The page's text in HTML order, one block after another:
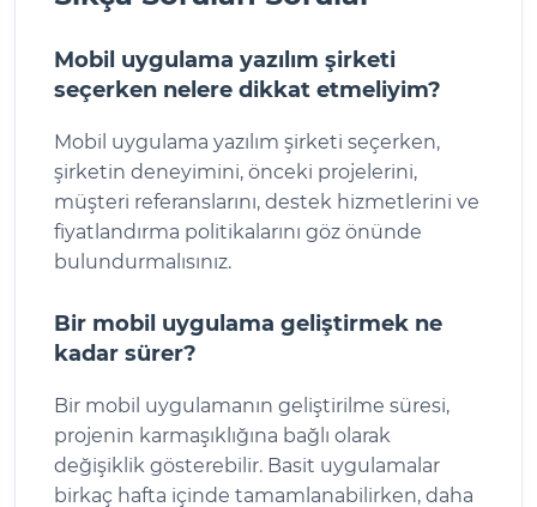
Mobil uygulama yazılım şirketi
seçerken nelere dikkat etmeliyim?
Mobil uygulama yazılım şirketi seçerken,
şirketin deneyimini, önceki projelerini,
müşteri referanslarını, destek hizmetlerini ve
fiyatlandırma politikalarını göz önünde
bulundurmalısınız.
Bir mobil uygulama geliştirmek ne
kadar sürer?
Bir mobil uygulamanın geliştirilme süresi,
projenin karmaşıklığına bağlı olarak
değişiklik gösterebilir. Basit uygulamalar
birkaç hafta içinde tamamlanabilirken, daha